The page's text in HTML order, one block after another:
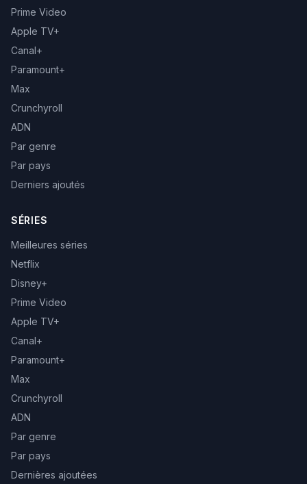
Prime Video
Apple TV+
Canal+
Paramount+
Max
Crunchyroll
ADN
Par genre
Par pays
Derniers ajoutés
SÉRIES
Meilleures séries
Netflix
Disney+
Prime Video
Apple TV+
Canal+
Paramount+
Max
Crunchyroll
ADN
Par genre
Par pays
Dernières ajoutées